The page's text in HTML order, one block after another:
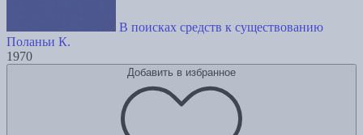
В поисках средств к существованию
Поланьи К.
1970
Добавить в избранное